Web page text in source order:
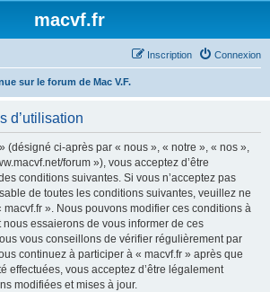
macvf.fr
Connexion
Inscription
sur le forum de Mac V.F.
d’utilisation
(désigné ci-après par « nous », « notre », « nos »,
forum »), vous acceptez d’être
conditions suivantes. Si vous n’acceptez pas
de toutes les conditions suivantes, veuillez ne
». Nous pouvons modifier ces conditions à
nous essaierons de vous informer de ces
vous conseillons de vérifier régulièrement par
continuez à participer à « macvf.fr » après que
effectuées, vous acceptez d’être légalement
modifiées et mises à jour.